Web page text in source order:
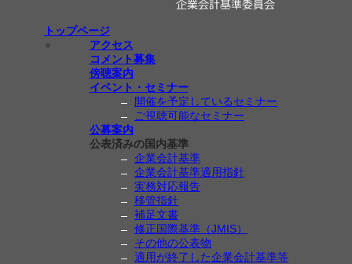
トップページ
アクセス
コメント募集
傍聴案内
イベント・セミナー
開催を予定しているセミナー
ご視聴可能なセミナー
公募案内
公表済みの国内基準
企業会計基準
企業会計基準適用指針
実務対応報告
移管指針
補足文書
修正国際基準（JMIS）
その他の公表物
適用が終了した企業会計基準等